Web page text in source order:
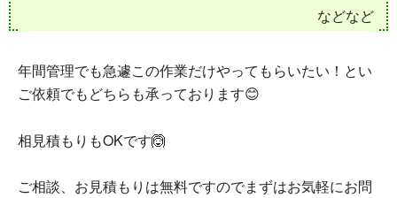
などなど
年間管理でも急遽この作業だけやってもらいたい！とい
ご依頼でもどちらも承っております😊
相見積もりもOKです🙆
ご相談、お見積もりは無料ですのでまずはお気軽にお問